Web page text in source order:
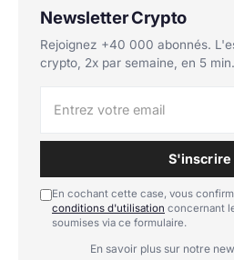
Newsletter Crypto
Rejoignez +40 000 abonnés.
crypto, 2x par semaine, en 5 min.
S'inscrire
En cochant cette case, vous
conditions d'utilisation concernant
soumises via ce formulaire.
En savoir plus sur notre